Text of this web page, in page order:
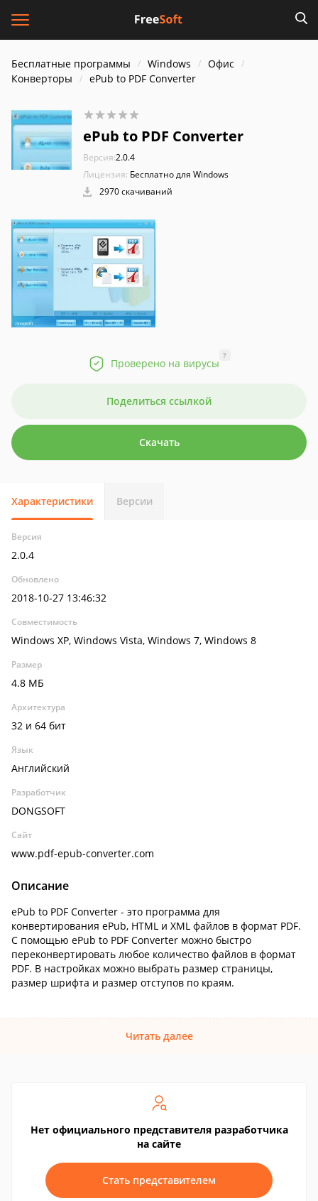
Бесплатные программы Windows
Офис
Конверторы
ePub to PDF Converter
ePub to PDF Converter
Версия:2.0.4
Лицензия: Бесплатно для Windows
2970 скачиваний
Проверено на вирусы
?
Поделиться ссылкой
Скачать
Характеристики Версии
Версия
2.0.4
Обновлено
2018-10-27 13:46:32
Совместимость
Windows XP, Windows Vista, Windows 7, Windows 8
Размер
4.8 МБ
Архитектура
32 и 64 бит
Язык
Английский
Разработчик
DONGSOFT
Сайт
www.pdf-epub-converter.com
Описание
ePub to PDF Converter - это программа для
конвертирования ePub, HTML и XML файлов в формат PDF.
С помощью ePub to PDF Converter можно быстро
переконвертировать любое количество файлов в формат
PDF. В настройках можно выбрать размер страницы,
размер шрифта и размер отступов по краям.
Читать далее
Нет официального представителя разработчика
на сайте
Стать представителем